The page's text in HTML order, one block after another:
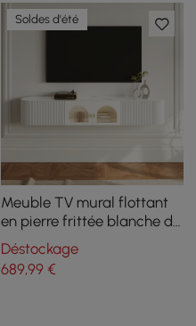
Soldes d'été
Meuble TV mural flottant
en pierre frittée blanche de
1800 mm
Déstockage
689,99€